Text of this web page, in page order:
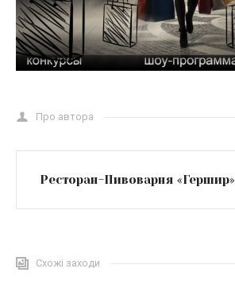
Про автора
Ресторан-Пивоварня «Гершир»
Схожі заходи